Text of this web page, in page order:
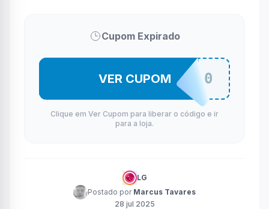
Cupom Expirado
GELA10
VER CUPOM
Clique em Ver Cupom para liberar o código e ir
para a loja.
LG
Postado por Marcus Tavares
28 jul 2025